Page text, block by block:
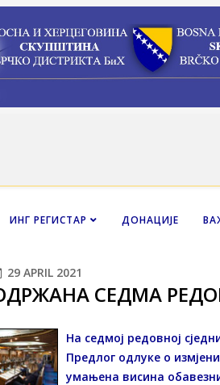
ИНГ РЕГИСТАР ДОНАЦИЈЕ
29 APRIL 2021
СЕДМА
На седмој редовној
Предлог одлуке о
умањена висина